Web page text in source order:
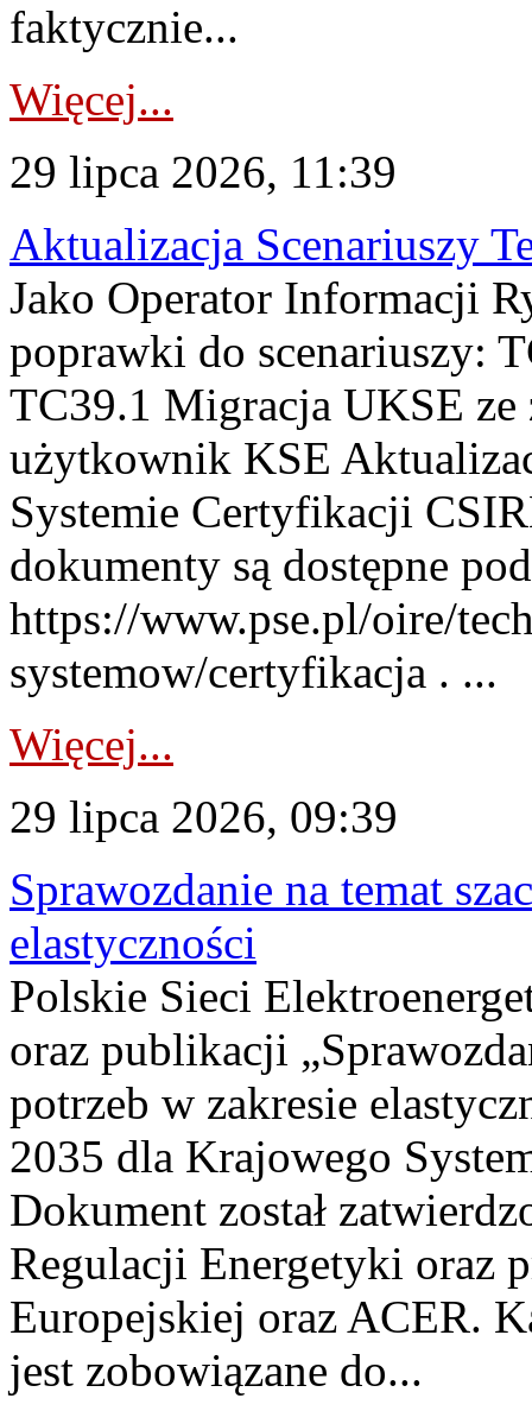
faktycznie...
Więcej...
29 lipca 2026, 11:39
Aktualizacja Scenariuszy
Jako Operator Informacji
poprawki do scenariuszy:
TC39.1 Migracja UKSE
użytkownik KSE
Systemie Certyfikacji
dokumenty są dostępne
https://www.pse.pl/oire/
systemow/certyfikacja . ...
Więcej...
29 lipca 2026, 09:39
Sprawozdanie na temat
elastyczności
Polskie Sieci
oraz publikacji
potrzeb w zakresie
2035 dla Krajowego
Dokument został
Regulacji Energetyki oraz
Europejskiej oraz ACER.
jest zobowiązane do...